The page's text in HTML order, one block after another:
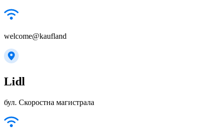
welcome@kaufland
Lidl
бул. Скоростна магистрала